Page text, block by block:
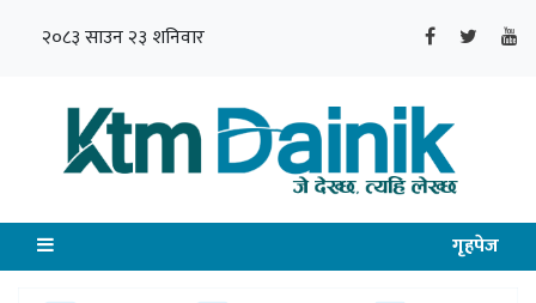
२०८३ साउन २३ शनिवार
गृहपेज